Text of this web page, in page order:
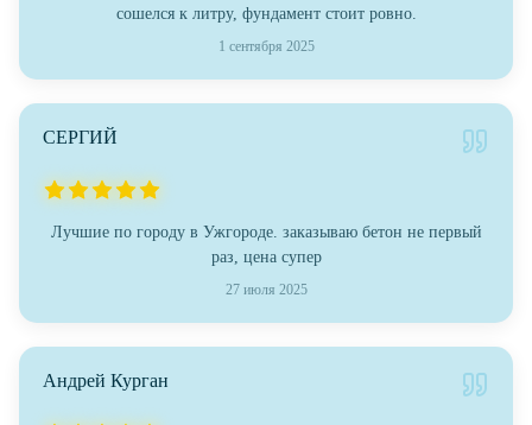
сошелся к литру, фундамент стоит ровно.
1 сентября 2025
СЕРГИЙ
Лучшие по городу в Ужгороде. заказываю бетон не первый
раз, цена супер
27 июля 2025
Андрей Курган